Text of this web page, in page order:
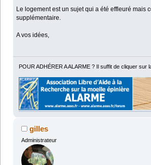
Le logement est un sujet qui a été effleuré mais
supplémentaire.
A vos idées,
POUR ADHÉRER A ALARME ? Il suffit de cliquer sur
gilles
Administrateur